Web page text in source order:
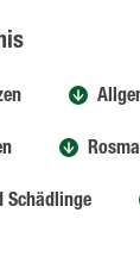
Schädlinge